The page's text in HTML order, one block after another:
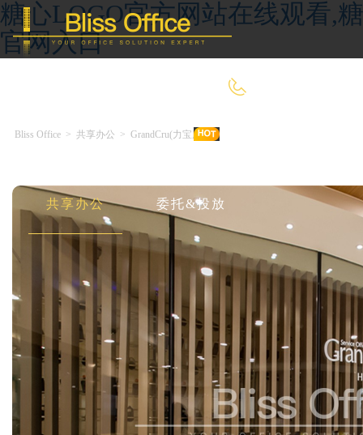
糖心LOGO官方网站在线观看,
官网入口
共享办公 委托&投放
Bliss Office > 共享办公 > GrandCru(力宝广场)